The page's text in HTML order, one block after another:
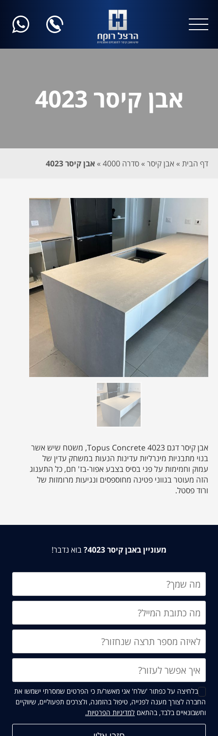
אבן קיסר 4023
דף הבית »אבן קיסר »סדרה 4000 »אבן קיסר 4023
אבן קיסר דגם 4023 Topus Concrete, משטח שיש אשר
בנוי מתבניות מינרליות עדינות הנעות במשחק עדין של
עמוק וחמימות על פני בסיס בצבע אפור-בז' חם, כל התענוג
הזה מעוטר בגווני פטינה מחוספסים ונגיעות מרומזות של
ורוד פסטל.
מעוניין באבן קיסר 4023? בוא נדבר!
בלחיצה על כפתור 'שלח' אני מאשר/ת כי הפרטים שמסרתי ישמשו את
החברה לצורך מענה לפנייה, טיפול בהזמנה, ולצרכים תפעוליים, שיווקיים
וחשבונאיים בלבד, בהתאם למדיניות הפרטיות.